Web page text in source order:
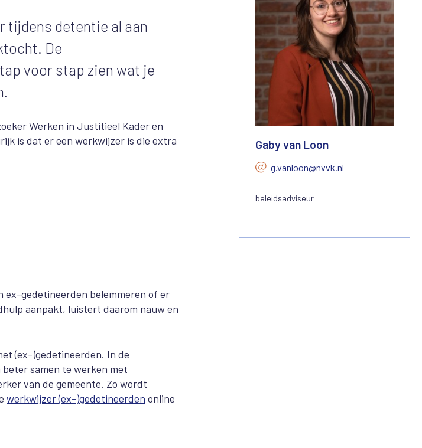
tijdens detentie al aan
De
voor stap zien wat je
Werken in Justitieel Kader en
is dat er een werkwijzer is die extra
ex-gedetineerden belemmeren of er
aanpakt, luistert daarom nauw en
(ex-)gedetineerden. In de
samen te werken met
van de gemeente. Zo wordt
werkwijzer (ex-)gedetineerden online
Gaby van Loon
g.vanloon@nvvk.nl
beleidsadviseur